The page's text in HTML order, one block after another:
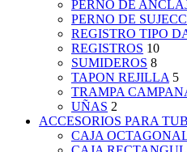
PERNO DE
PERNO DE
REGISTRO TIPO
REGISTROS 10
SUMIDEROS 8
TAPON REJILLA 5
TRAMPA
UÑAS 2
ACCESORIOS PARA
CAJA